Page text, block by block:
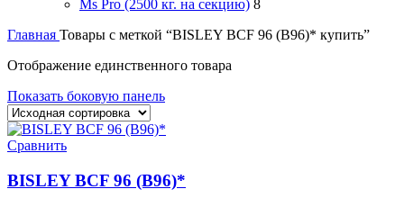
Ms Pro (2500 кг. на секцию) 8
Главная Товары с меткой “BISLEY BCF 96 (B96)* купить”
Отображение единственного товара
Показать боковую панель
Сравнить
BISLEY BCF 96 (B96)*